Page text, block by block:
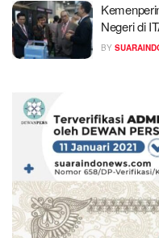
Negeri di
BY